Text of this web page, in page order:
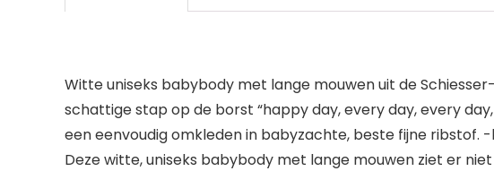
Witte uniseks babybody met lange mouwen uit de
schattige stap op de borst “happy day, every day, every
een eenvoudig omkleden in babyzachte, beste fijne ribstof.
Deze witte, uniseks babybody met lange mouwen ziet er